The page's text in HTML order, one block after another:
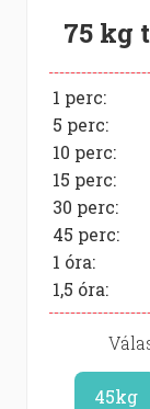
75 kg
1 perc:
5 perc:
10 perc:
15 perc:
30 perc:
45 perc:
1 óra:
1,5 óra:
45kg